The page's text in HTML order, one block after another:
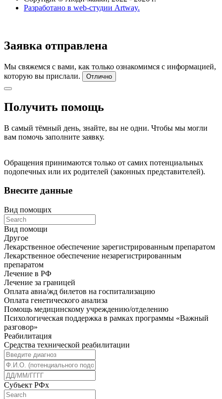
Разработано в web-студии Artway.
Заявка отправлена
Мы свяжемся с вами, как только ознакомимся с информацией,
которую вы прислали.
Отлично
Получить помощь
В самый тёмный день, знайте, вы не одни. Чтобы мы могли
вам помочь заполните заявку.
Обращения принимаются только от самих потенциальных
подопечных или их родителей (законных представителей).
Внесите данные
Вид помощиx
Вид помощи
Другое
Лекарственное обеспечение зарегистрированным препаратом
Лекарственное обеспечение незарегистрированным
препаратом
Лечение в РФ
Лечение за границей
Оплата авиа/жд билетов на госпитализацию
Оплата генетического анализа
Помощь медицинскому учреждению/отделению
Психологическая поддержка в рамках программы «Важный
разговор»
Реабилитация
Средства технической реабилитации
Субъект РФx